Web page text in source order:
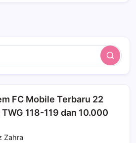
Search
FC Mobile Terbaru 22
118-119 dan 10.000
Zahra